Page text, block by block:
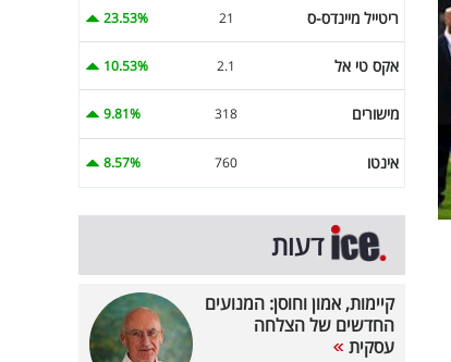
ריטייל מיינדס-ס 21
23.53%
אקס טי אל 2.1
10.53%
מישורים 318
9.81%
אינטו 760
8.57%
דעות
קיימות, אמון וחוסן: המנועים
החדשים של הצלחה
עסקית